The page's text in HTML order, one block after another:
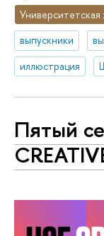
Университетская
выпускники
иллюстрация
Пятый